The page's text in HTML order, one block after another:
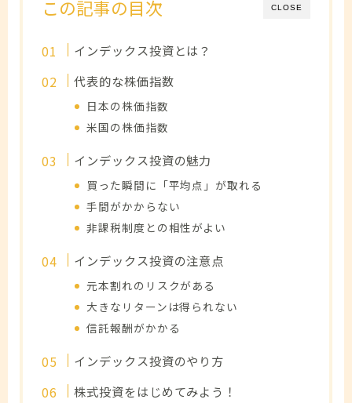
CLOSE
この記事の目次
インデックス投資とは？
代表的な株価指数
日本の株価指数
米国の株価指数
インデックス投資の魅力
買った瞬間に「平均点」が取れる
手間がかからない
非課税制度との相性がよい
インデックス投資の注意点
元本割れのリスクがある
大きなリターンは得られない
信託報酬がかかる
インデックス投資のやり方
株式投資をはじめてみよう！